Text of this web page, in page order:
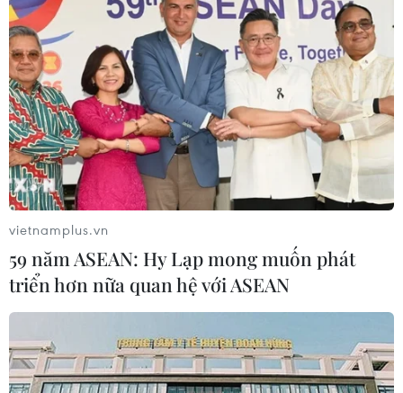
vietnamplus.vn
59 năm ASEAN: Hy Lạp mong muốn phát
triển hơn nữa quan hệ với ASEAN